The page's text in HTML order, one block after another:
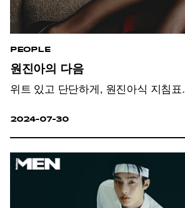
PEOPLE
원진아의 다음
위트 있고 단단하게, 원진아식 지침표.
2024-07-30